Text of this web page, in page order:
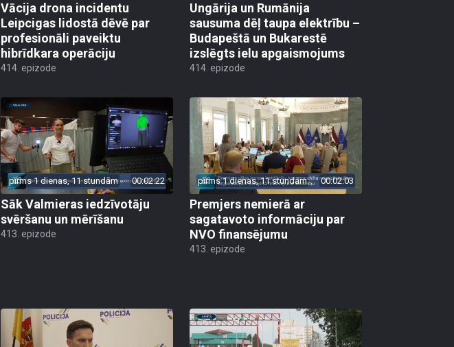
Vācija drona incidentu
Leipcigas lidostā dēvē par
profesionāli paveiktu
hibrīdkara operāciju
414. epizode
Ungārija un Rumānija
sausuma dēļ taupa elektrību –
Budapeštā un Bukarestē
izslēgts ielu apgaismojums
414. epizode
pirms 1 dienas, 11 stundām 00:02:22
Sāk Valmieras iedzīvotāju
svēršanu un mērīšanu
413. epizode
pirms 1 dienas, 11 stundām 00:02:03
Premjers nemierā ar
sagatavoto informāciju par
NVO finansējumu
413. epizode